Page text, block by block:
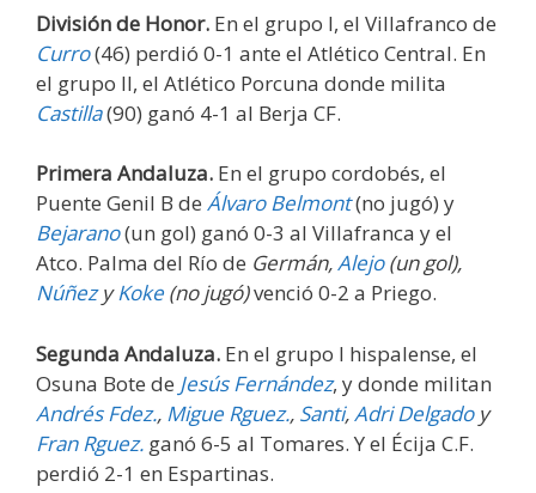
División de Honor. En el grupo I, el Villafranco de
Curro(46) perdió 0-1 ante el Atlético Central. En
el grupo II, el Atlético Porcuna donde milita
Castilla(90) ganó 4-1 al Berja CF.
Primera Andaluza. En el grupo cordobés, el
Puente Genil B de Álvaro Belmont(no jugó) y
Bejarano(un gol) ganó 0-3 al Villafranca y el
Atco. Palma del Río de Germán,Alejo(un gol),
NúñezyKoke (no jugó)venció 0-2 a Priego.
Segunda Andaluza. En el grupo I hispalense, el
Osuna Bote de Jesús Fernández, y donde militan
Andrés Fdez., Migue Rguez., Santi,Adri Delgadoy
Fran Rguez. ganó 6-5 al Tomares. Y el Écija C.F.
perdió 2-1 en Espartinas.